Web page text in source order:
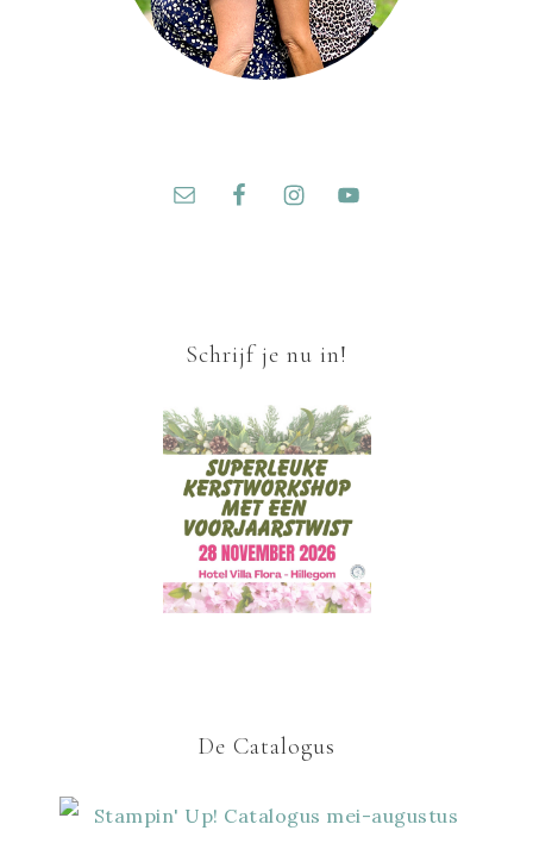
Schrijf je nu in!
De Catalogus